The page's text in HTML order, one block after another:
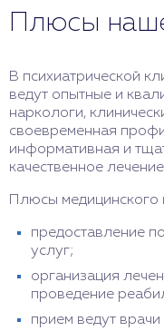
Плюсы
В психиатрической
ведут опытные и
наркологи,
своевременная
информативная и
качественное
Плюсы медицинского
предоставление
услуг;
организация
проведение
прием ведут